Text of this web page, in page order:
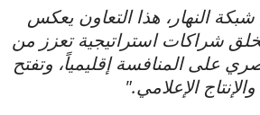
النهار، هذا التعاون يعكس
شراكات استراتيجية تعزز من
على المنافسة إقليمياً، وتفتح
الإعلامي."